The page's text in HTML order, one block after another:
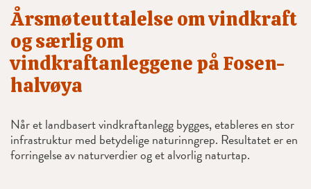
Årsmøteuttalelse om vindkraft
og særlig om
vindkraftanleggene på Fosen-
halvøya
Når et landbasert vindkraftanlegg bygges, etableres en stor
infrastruktur med betydelige naturinngrep. Resultatet er en
forringelse av naturverdier og et alvorlig naturtap.